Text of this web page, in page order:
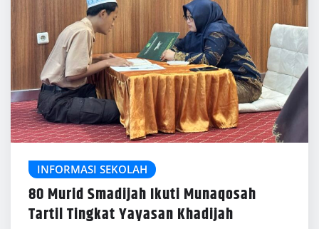
INFORMASI SEKOLAH
80 Murid Smadijah Ikuti Munaqosah
Tartil Tingkat Yayasan Khadijah